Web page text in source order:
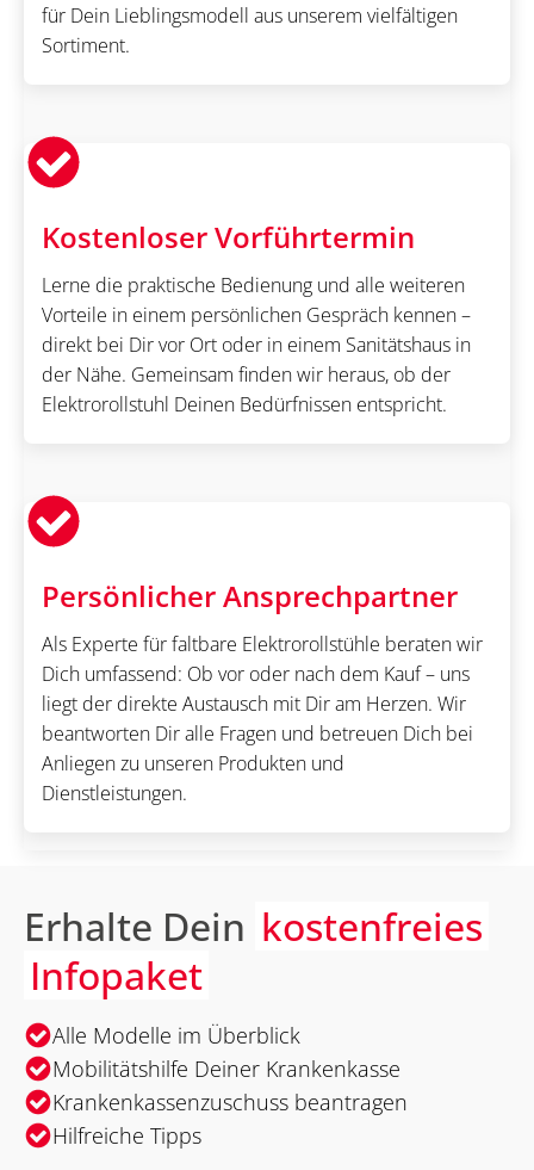
für Dein Lieblingsmodell aus unserem vielfältigen
Sortiment.
Kostenloser Vorführtermin
Lerne die praktische Bedienung und alle weiteren
Vorteile in einem persönlichen Gespräch kennen –
direkt bei Dir vor Ort oder in einem Sanitätshaus in
der Nähe. Gemeinsam finden wir heraus, ob der
Elektrorollstuhl Deinen Bedürfnissen entspricht.
Persönlicher Ansprechpartner
Als Experte für faltbare Elektrorollstühle beraten wir
Dich umfassend: Ob vor oder nach dem Kauf – uns
liegt der direkte Austausch mit Dir am Herzen. Wir
beantworten Dir alle Fragen und betreuen Dich bei
Anliegen zu unseren Produkten und
Dienstleistungen.
Erhalte Dein kostenfreies
Infopaket
Alle Modelle im Überblick
Mobilitätshilfe Deiner Krankenkasse
Krankenkassenzuschuss beantragen
Hilfreiche Tipps